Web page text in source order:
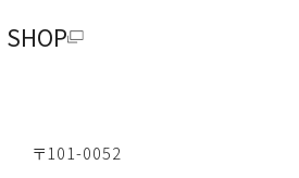
〒101-0052
SHOP